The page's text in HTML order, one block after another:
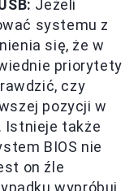
Jeżeli
systemu z
się, że w
priorytety
czy
pozycji w
Istnieje także
BIOS nie
on źle
wypróbuj